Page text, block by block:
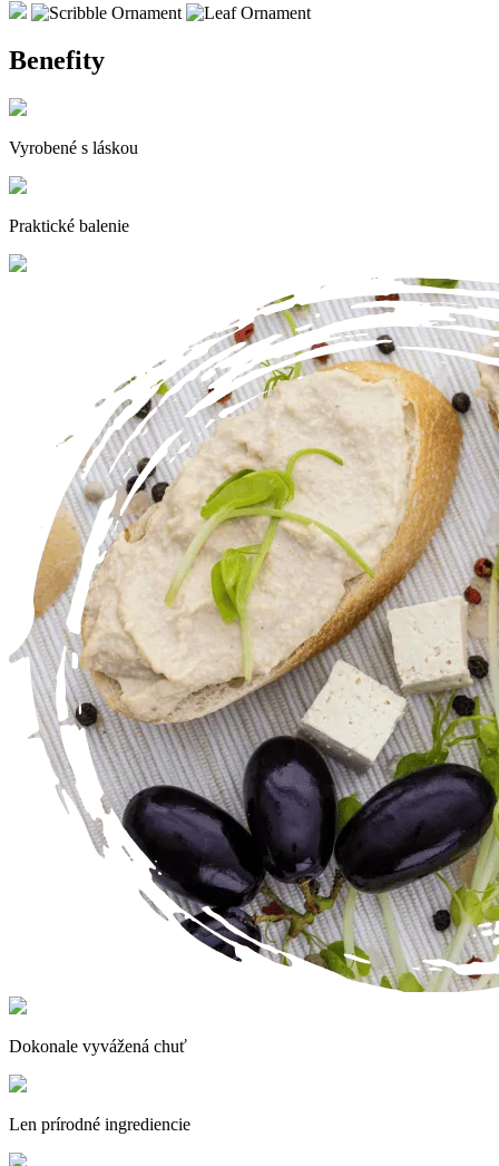
Benefity
Vyrobené s láskou
Praktické balenie
Dokonale vyvážená chuť
Len prírodné ingrediencie